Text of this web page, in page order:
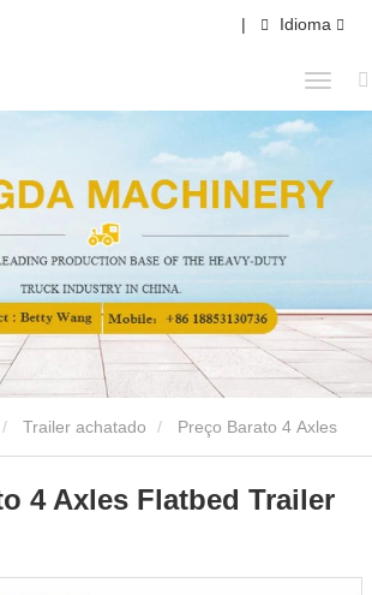
| Idioma
Trailer achatado
4 Axles Flatbed Trailer